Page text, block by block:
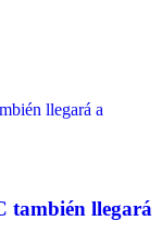
llegará a
también llegará